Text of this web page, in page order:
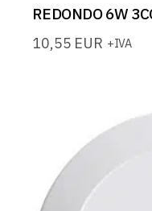
REDONDO 6W
10,55 EUR +IVA